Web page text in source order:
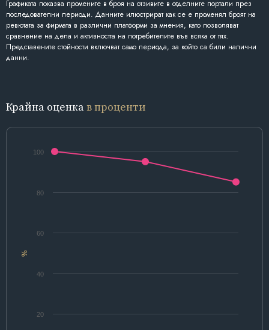
Графиката показва промените в броя на отзивите в отделните портали през
последователни периоди. Данните илюстрират как се е променял броят на
ревютата за фирмата в различни платформи за мнения, като позволяват
сравнение на дела и активността на потребителите във всяка от тях.
Представените стойности включват само периода, за който са били налични
данни.
Крайна оценкав проценти
%
20
40
60
80
100